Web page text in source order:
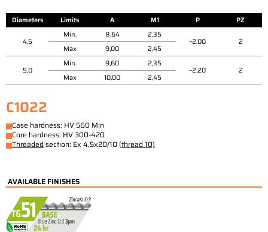
Diameters Limits A M1 P PZ
4,5
Min. 8,64 2,35
~2,00 2
Max 9,00 2,45
5,0
Min. 9,60 2,35
~2,20 2
Max 10,00 2,45
C1022
Case hardness: HV 560 Min
Core hardness: HV 300-420
Threaded section: Ex 4,5x20/10 (thread 10)
AVAILABLE FINISHES